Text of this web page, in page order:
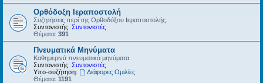
Ορθόδοξη Ιεραποστολή
Συζητήσεις περί της Ορθοδόξου Ιεραποστολής.
Συντονιστής: Συντονιστές
Θέματα: 391
Πνευματικά Μηνύματα
Καθημερινά πνευματικά μηνύματα.
Συντονιστής: Συντονιστές
Υπο-συζήτηση:
Διάφορες Ομιλίες
Θέματα: 1191